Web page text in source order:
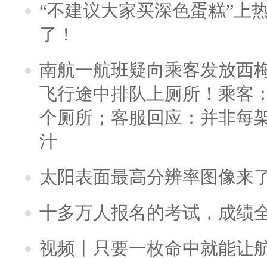
“不建议大家买深色蛋糕”上
了！
南航一航班疑向乘客发放西
飞行途中排队上厕所！乘客
个厕所；客服回应：并非每
汁
太阳表面最高分辨率图像来
十多万人报名的考试，成绩
视频丨只要一枚命中就能让